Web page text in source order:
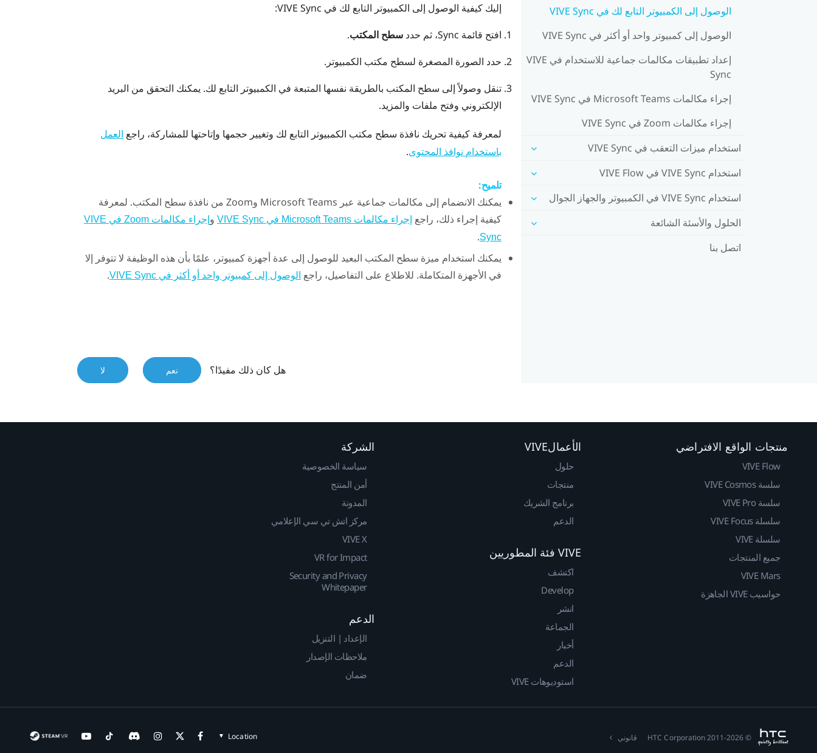
الوصول إلى الكمبيوتر التابع لك في VIVE Sync
الوصول إلى كمبيوتر واحد أو أكثر في VIVE Sync
إعداد تطبيقات مكالمات جماعية للاستخدام في VIVE
Sync
إجراء مكالمات Microsoft Teams في VIVE Sync
إجراء مكالمات Zoom في VIVE Sync
استخدام ميزات التعقب في VIVE Sync
استخدام VIVE Sync في VIVE Flow
استخدام VIVE Sync في الكمبيوتر والجهاز الجوال
الحلول والأسئة الشائعة
اتصل بنا
إليك كيفية الوصول إلى الكمبيوتر التابع لك في VIVE Sync
:
افتح قائمة Sync ، ثم حدد سطح المكتب.
حدد الصورة المصغرة لسطح مكتب الكمبيوتر.
تنقل وصولاً إلى سطح المكتب بالطريقة نفسها المتبعة في الكمبيوتر التابع لك. يمكنك التحقق من البريد
الإلكتروني وفتح ملفات والمزيد.
لمعرفة كيفية تحريك نافذة سطح مكتب الكمبيوتر التابع لك وتغيير حجمها وإتاحتها للمشاركة، راجع العمل
باستخدام نوافذ المحتوى.
تلميح:
يمكنك الانضمام إلى مكالمات جماعية عبر Microsoft Teams وZoomمن نافذة سطح المكتب. لمعرفة
كيفية إجراء ذلك، راجع إجراء مكالمات Microsoft Teams في VIVE Sync و
إجراء مكالمات Zoom في VIVE
Sync
.
يمكنك استخدام ميزة سطح المكتب البعيد للوصول إلى عدة أجهزة كمبيوتر، علمًا بأن هذه الوظيفة لا تتوفر إلا
في الأجهزة المتكاملة. للاطلاع على التفاصيل، راجع الوصول إلى كمبيوتر واحد أو أكثر في VIVE Sync .
هل كان ذلك مفيدًا؟ نعم لا
منتجات الواقع الافتراضي
VIVE Flow
سلسة VIVE Cosmos
سلسة VIVE Pro
سلسلة VIVE Focus
سلسلة VIVE
جميع المنتجات
VIVE Mars
حواسيب VIVE الجاهزة
الأعمالVIVE
حلول
منتجات
برنامج الشريك
الدعم
VIVE فئة المطوريين
اكتشف
Develop
انشر
الجماعة
أخبار
الدعم
استوديوهات VIVE
الشركة
سياسة الخصوصية
أمن المنتج
المدونة
مركز اتش تي سي الإعلامي
VIVE X
VR for Impact
Security and Privacy
Whitepaper
الدعم
الإعداد | التنزيل
ملاحظات الإصدار
ضمان
Location © 2011-2026 HTC Corporation قانوني